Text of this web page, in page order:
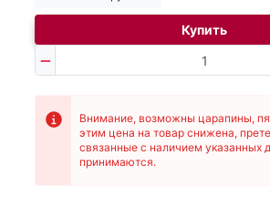
Купить
Внимание, возможны царапины,
этим цена на товар снижена,
связанные с наличием указанных
принимаются.